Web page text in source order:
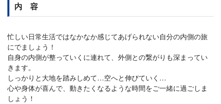
内 容
忙しい日常生活ではなかなか感じてあげられない自分の内側の旅
にでましょう！
自身の内側が整っていくに連れて、外側との繋がりも深まってい
きます。
しっかりと大地を踏みしめて…空へと伸びていく…
心や身体が喜んで、動きたくなるような時間をご一緒に過ごしま
しょう！